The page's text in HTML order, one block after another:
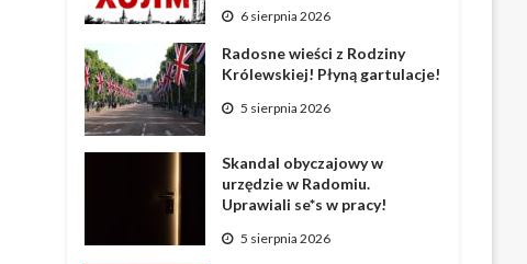
6 sierpnia 2026
Radosne wieści z Rodziny
Królewskiej! Płyną gartulacje!
5 sierpnia 2026
Skandal obyczajowy w
urzędzie w Radomiu.
Uprawiali se*s w pracy!
5 sierpnia 2026